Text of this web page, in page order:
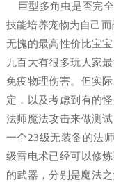
巨型多角虫是否完全
技能培养宠物为自己
无愧的最高性价比宝
九百大有很多玩人家
免疫物理伤害。但实
定，以及考虑到有的
法师魔法攻击来做测
一个23级无装备的法
级雷电术已经可以修
的武器，分别是魔法